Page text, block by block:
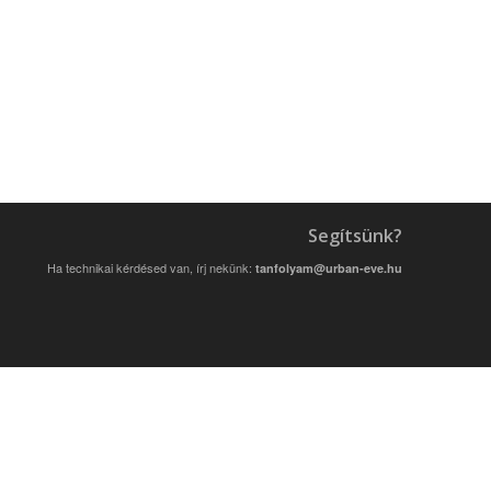
Segítsünk?
Ha technikai kérdésed van, írj nekünk:tanfolyam@urban-eve.hu